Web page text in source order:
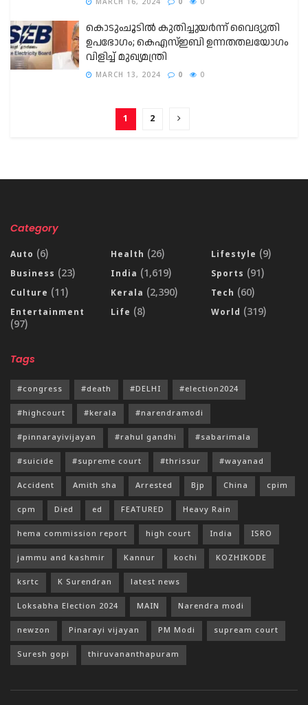
MARCH 16, 2024 0 0
കൊടുംചൂടില്‍ കുതിച്ചുയര്‍ന്ന് വൈദ്യുതി
ഉപഭോഗം; കെഎസ്ഇബി ഉന്നതതലയോഗം
വിളിച്ച് മുഖ്യമന്ത്രി
MARCH 13, 2024 0 0
1 2
Category
Auto (6)
Business (23)
Culture (11)
Entertainment
(97)
Health (26)
India (1,619)
Kerala (2,390)
Life (8)
Lifestyle (9)
Sports (91)
Tech (60)
World (319)
Tags
#congress #death #DELHI #election2024
#highcourt #kerala #narendramodi
#pinnarayivijayan #rahul gandhi #sabarimala
#suicide #supreme court #thrissur #wayanad
Accident Amith sha Arrested Bjp China cpim
cpm Died ed FEATURED Heavy Rain
hema commission report high court India ISRO
jammu and kashmir Kannur kochi KOZHIKODE
ksrtc K Surendran latest news
Loksabha Election 2024 MAIN Narendra modi
newzon Pinarayi vijayan PM Modi supream court
Suresh gopi thiruvananthapuram